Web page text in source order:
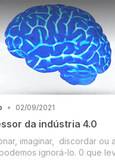
• 02/09/2021
da indústria 4.0
imaginar, discordar ou
ignorá-lo. 0 que